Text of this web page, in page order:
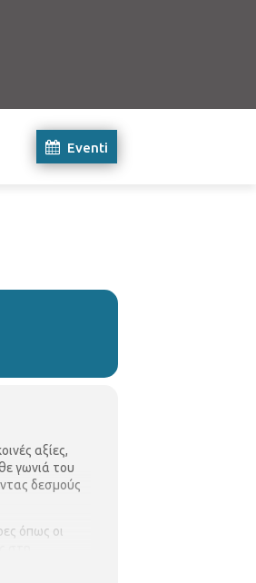
Eventi
αξίες,
γωνιά του
δεσμούς
όπως οι